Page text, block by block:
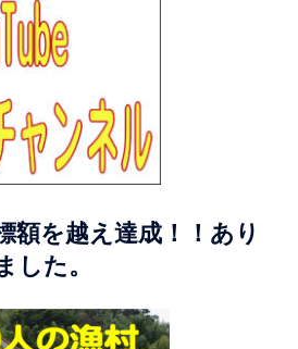
額を越え達成！！あり
した。